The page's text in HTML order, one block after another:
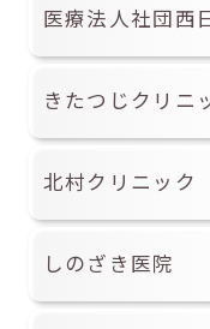
医療法人社団西
きたつじクリニ
北村クリニック
しのざき医院